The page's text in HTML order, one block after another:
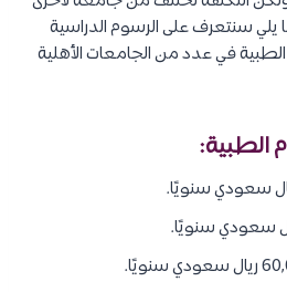
سنتعرف على الرسوم الدراسية
في عدد من الجامعات الأهلية
سنويًا.